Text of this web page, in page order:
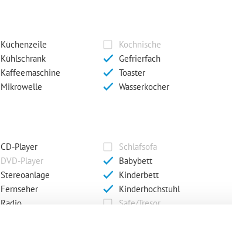
Küchenzeile
Kochnische
Kühlschrank
Gefrierfach
Kaffeemaschine
Toaster
Mikrowelle Wasserkocher
CD-Player
Schlafsofa
DVD-Player
Babybett
Stereoanlage
Kinderbett
Fernseher
Kinderhochstuhl
Radio Safe/Tresor